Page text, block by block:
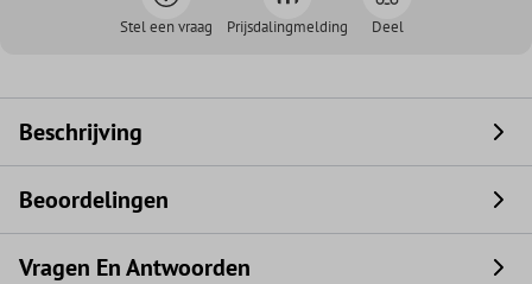
Stel een vraag Prijsdalingmelding Deel
Beschrijving
Beoordelingen
Vragen En Antwoorden